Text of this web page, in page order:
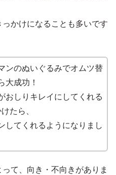
かけになることも多いです
ンのぬいぐるみでオムツ替
大成功！
おしりキレイにしてくれる
たら、
してくれるようになりまし
て、向き・不向きがありま